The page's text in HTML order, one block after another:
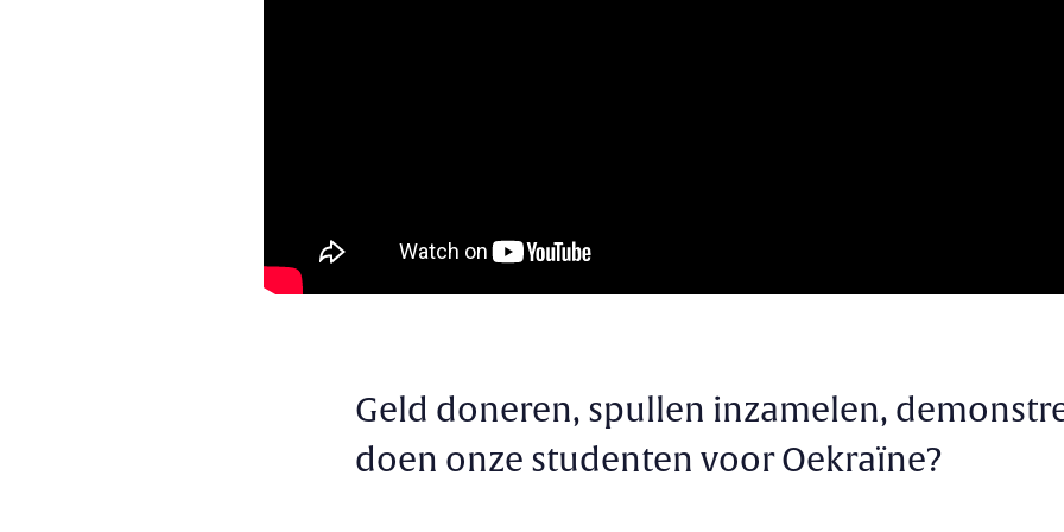
Geld doneren, spullen inzamelen,
doen onze studenten voor Oekraïne?